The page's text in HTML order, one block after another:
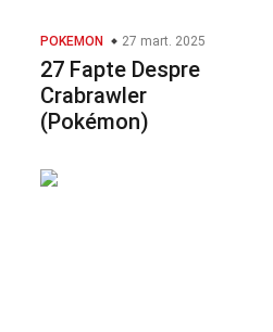
POKEMON 27 mart. 2025
27 Fapte Despre
Crabrawler
(Pokémon)